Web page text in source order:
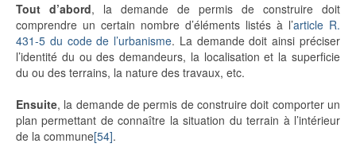
Tout d’abord, la demande de permis de construire doit
comprendre un certain nombre d’éléments listés à l’article R.
431-5 du code de l’urbanisme. La demande doit ainsi préciser
l’identité du ou des demandeurs, la localisation et la superficie
du ou des terrains, la nature des travaux, etc.
Ensuite, la demande de permis de construire doit comporter un
plan permettant de connaître la situation du terrain à l’intérieur
de la commune[54].